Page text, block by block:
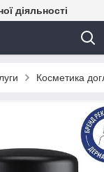
діяльності
Косметика